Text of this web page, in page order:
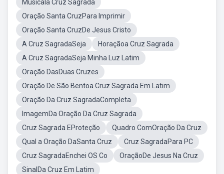
Musicala Cruz Sagrada
Oração Santa CruzPara Imprimir
Oração Santa CruzDe Jesus Cristo
A Cruz SagradaSeja
Horaçãoa Cruz Sagrada
A Cruz SagradaSeja Minha Luz Latim
Oração DasDuas Cruzes
Oração De São Bentoa Cruz Sagrada Em Latim
Oração Da Cruz SagradaCompleta
ImagemDa Oração Da Cruz Sagrada
Cruz Sagrada EProteção
Quadro ComOração Da Cruz
Qual a Oração DaSanta Cruz
Cruz SagradaPara PC
Cruz SagradaEnchei OS Co
OraçãoDe Jesus Na Cruz
SinalDa Cruz Em Latim